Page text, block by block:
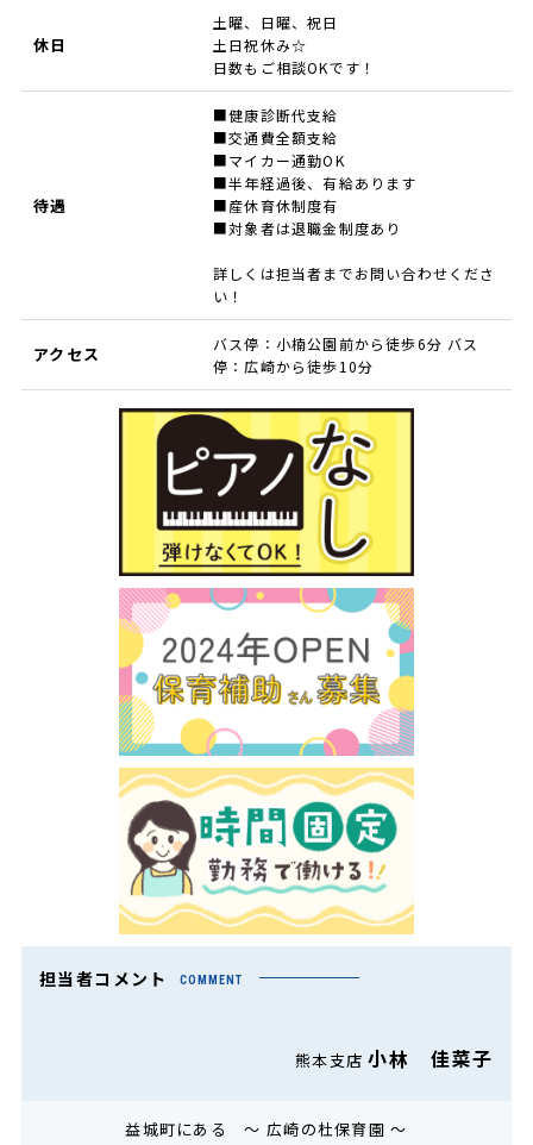
休日
土曜、日曜、祝日
土日祝休み☆
日数もご相談OKです！
待遇
■健康診断代支給
■交通費全額支給
■マイカー通勤OK
■半年経過後、有給あります
■産休育休制度有
■対象者は退職金制度あり
詳しくは担当者までお問い合わせくださ
い！
アクセス
バス停：小楠公園前から徒歩6分 バス
停：広崎から徒歩10分
担当者コメント COMMENT
熊本支店小林 佳菜子
益城町にある ～ 広崎の杜保育園 ～